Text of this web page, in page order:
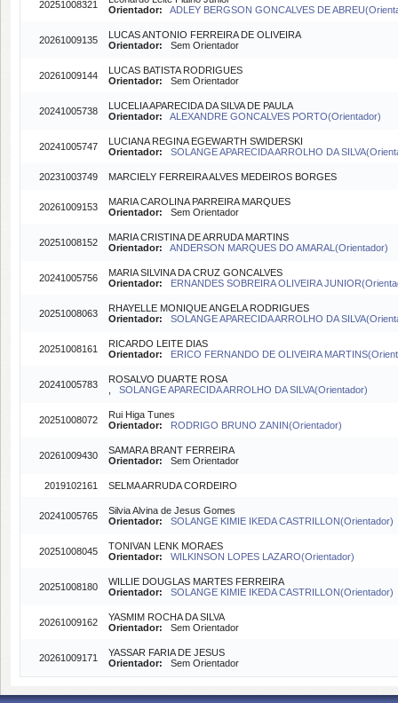
20251008321
Orientador:
ADLEY BERGSON GONCALVES DE
20261009135
LUCAS ANTONIO FERREIRA DE OLIVEIRA
Orientador: Sem Orientador
20261009144
LUCAS BATISTA RODRIGUES
Orientador: Sem Orientador
20241005738
LUCELIA APARECIDA DA SILVA DE PAULA
Orientador:
ALEXANDRE GONCALVES PORTO(Orientador)
20241005747
LUCIANA REGINA EGEWARTH SWIDERSKI
Orientador:
SOLANGE APARECIDA ARROLHO DA
20231003749 MARCIELY FERREIRA ALVES MEDEIROS BORGES
20261009153
MARIA CAROLINA PARREIRA MARQUES
Orientador: Sem Orientador
20251008152
MARIA CRISTINA DE ARRUDA MARTINS
Orientador:
ANDERSON MARQUES DO AMARAL(Orientador)
20241005756
MARIA SILVINA DA CRUZ GONCALVES
Orientador:
ERNANDES SOBREIRA OLIVEIRA
20251008063
RHAYELLE MONIQUE ANGELA RODRIGUES
Orientador:
SOLANGE APARECIDA ARROLHO DA
20251008161
RICARDO LEITE DIAS
Orientador:
ERICO FERNANDO DE OLIVEIRA
20241005783
ROSALVO DUARTE ROSA
SOLANGE APARECIDA ARROLHO DA SILVA(Orientador)
20251008072
Rui Higa Tunes
Orientador:
RODRIGO BRUNO ZANIN(Orientador)
20261009430
SAMARA BRANT FERREIRA
Orientador: Sem Orientador
2019102161 SELMA ARRUDA CORDEIRO
20241005765
Silvia Alvina de Jesus Gomes
Orientador:
SOLANGE KIMIE IKEDA CASTRILLON(Orientador)
20251008045
TONIVAN LENK MORAES
Orientador:
WILKINSON LOPES LAZARO(Orientador)
20251008180
WILLIE DOUGLAS MARTES FERREIRA
Orientador:
SOLANGE KIMIE IKEDA CASTRILLON(Orientador)
20261009162
YASMIM ROCHA DA SILVA
Orientador: Sem Orientador
20261009171
YASSAR FARIA DE JESUS
Orientador: Sem Orientador